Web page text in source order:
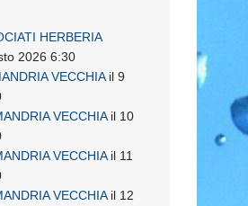
HERBERIA
2026 6:30
VECCHIAil 9
VECCHIAil 10
VECCHIAil 11
VECCHIAil 12